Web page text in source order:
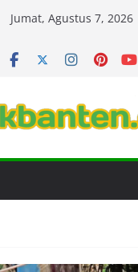
Jumat, Agustus 7, 2026